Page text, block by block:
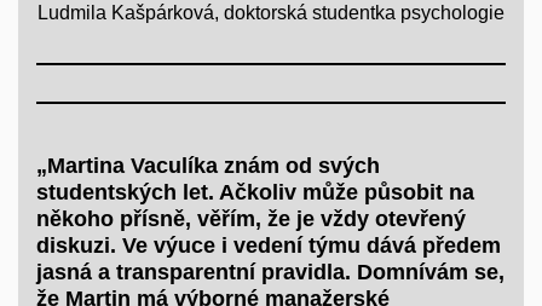
Ludmila Kašpárková, doktorská studentka psychologie
„Martina Vaculíka znám od svých
studentských let. Ačkoliv může působit na
někoho přísně, věřím, že je vždy otevřený
diskuzi. Ve výuce i vedení týmu dává předem
jasná a transparentní pravidla. Domnívám se,
že Martin má výborné manažerské